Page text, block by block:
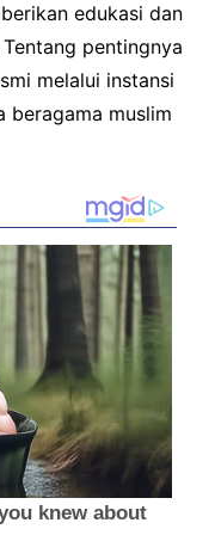
edukasi dan
pentingnya
melalui instansi
beragama muslim